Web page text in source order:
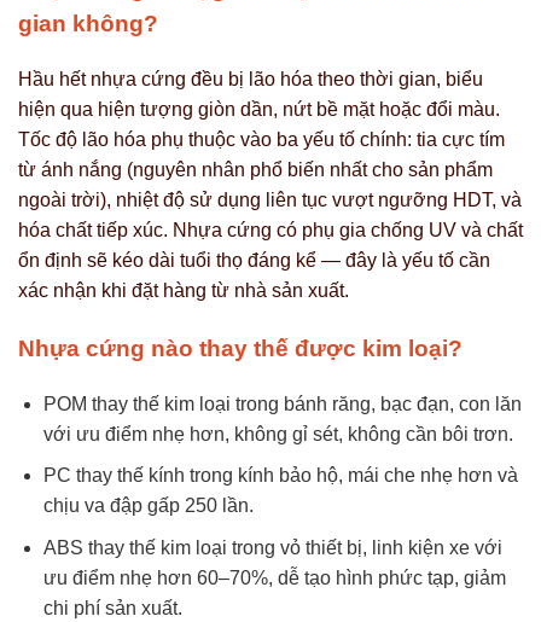
gian không?
Hầu hết nhựa cứng đều bị lão hóa theo thời gian, biểu
hiện qua hiện tượng giòn dần, nứt bề mặt hoặc đổi màu.
Tốc độ lão hóa phụ thuộc vào ba yếu tố chính: tia cực tím
từ ánh nắng (nguyên nhân phổ biến nhất cho sản phẩm
ngoài trời), nhiệt độ sử dụng liên tục vượt ngưỡng HDT, và
hóa chất tiếp xúc. Nhựa cứng có phụ gia chống UV và chất
ổn định sẽ kéo dài tuổi thọ đáng kể — đây là yếu tố cần
xác nhận khi đặt hàng từ nhà sản xuất.
Nhựa cứng nào thay thế được kim loại?
POM thay thế kim loại trong bánh răng, bạc đạn, con lăn
với ưu điểm nhẹ hơn, không gỉ sét, không cần bôi trơn.
PC thay thế kính trong kính bảo hộ, mái che nhẹ hơn và
chịu va đập gấp 250 lần.
ABS thay thế kim loại trong vỏ thiết bị, linh kiện xe với
ưu điểm nhẹ hơn 60–70%, dễ tạo hình phức tạp, giảm
chi phí sản xuất.